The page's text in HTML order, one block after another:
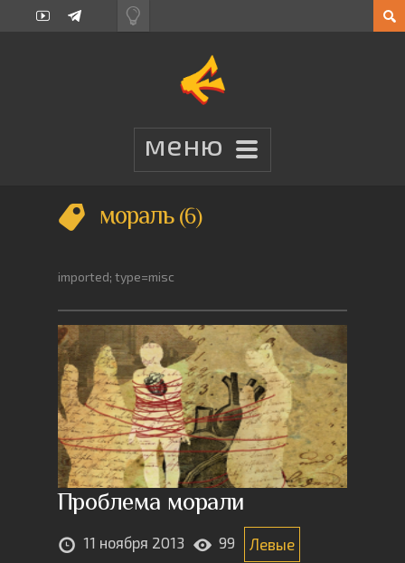
мораль 6
imported; type=misc
Проблема морали
11 ноября 2013 99 Левые